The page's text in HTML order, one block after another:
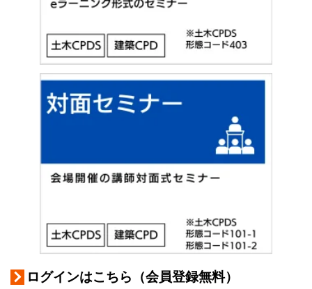
ログインはこちら（会員登録無料）